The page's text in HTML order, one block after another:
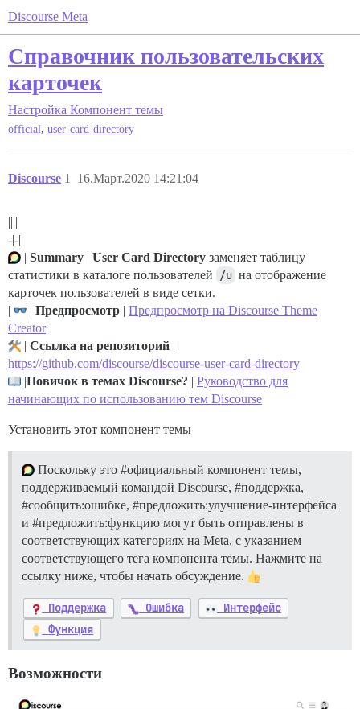
Discourse Meta
Справочник пользовательских
карточек
Настройка Компонент темы
official, user-card-directory
Discourse 16.Март.2020 14:21:04
1
||||
-|-|
| Summary | User Card Directory заменяет таблицу
статистики в каталоге пользователей
/u на отображение
карточек пользователей в виде сетки.
|
| Предпросмотр | Предпросмотр на Discourse Theme
Creator|
| Ссылка на репозиторий |
https://github.com/discourse/discourse-user-card-directory
|Новичок в темах Discourse? | Руководство для
начинающих по использованию тем Discourse
Установить этот компонент темы
Поскольку это #официальный компонент темы,
поддерживаемый командой Discourse, #поддержка,
#сообщить:ошибке, #предложить:улучшение-интерфейса
и #предложить:функцию могут быть отправлены в
соответствующих категориях на Meta, с указанием
соответствующего тега компонента темы. Нажмите на
ссылку ниже, чтобы начать обсуждение.
Поддержка Ошибка
Интерфейс
Функция
Возможности